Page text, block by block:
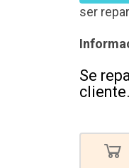
ser
Se
cliente.